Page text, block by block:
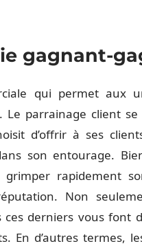
gagnant-
qui permet
Le parrainage client
d’offrir à ses
son entourage.
rapidement
Non
ces derniers vous font
En d’autres termes,